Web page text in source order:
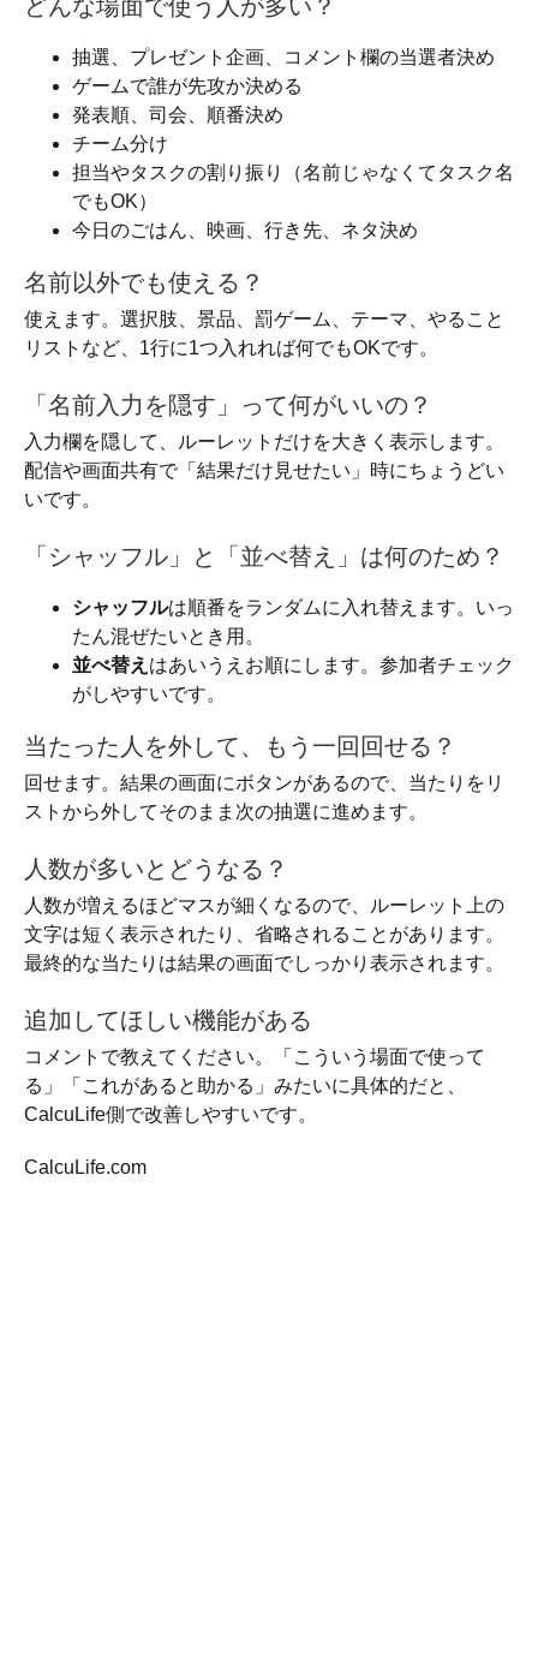
抽選、プレゼント企画、コメント欄の当選者決め
ゲームで誰が先攻か決める
発表順、司会、順番決め
チーム分け
担当やタスクの割り振り（名前じゃなくてタスク名
でもOK）
今日のごはん、映画、行き先、ネタ決め
名前以外でも使える？
使えます。選択肢、景品、罰ゲーム、テーマ、やること
リストなど、1行に1つ入れれば何でもOKです。
「名前入力を隠す」って何がいいの？
入力欄を隠して、ルーレットだけを大きく表示します。
配信や画面共有で「結果だけ見せたい」時にちょうどい
いです。
「シャッフル」と「並べ替え」は何のため？
シャッフルは順番をランダムに入れ替えます。いっ
たん混ぜたいとき用。
並べ替え はあいうえお順にします。参加者チェック
がしやすいです。
当たった人を外して、もう一回回せる？
回せます。結果の画面にボタンがあるので、当たりをリ
ストから外してそのまま次の抽選に進めます。
人数が多いとどうなる？
人数が増えるほどマスが細くなるので、ルーレット上の
文字は短く表示されたり、省略されることがあります。
最終的な当たりは結果の画面でしっかり表示されます。
追加してほしい機能がある
コメントで教えてください。「こういう場面で使って
る」「これがあると助かる」みたいに具体的だと、
CalcuLife側で改善しやすいです。
CalcuLife.com